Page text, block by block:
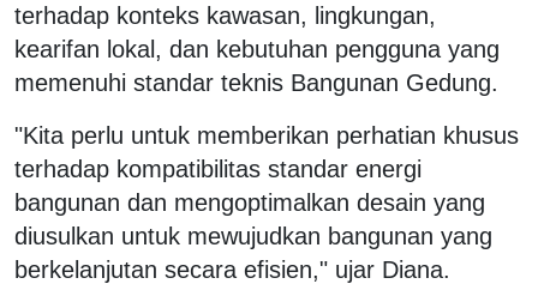
terhadap konteks kawasan, lingkungan,
kearifan lokal, dan kebutuhan pengguna yang
memenuhi standar teknis Bangunan Gedung.
"Kita perlu untuk memberikan perhatian khusus
terhadap kompatibilitas standar energi
bangunan dan mengoptimalkan desain yang
diusulkan untuk mewujudkan bangunan yang
berkelanjutan secara efisien," ujar Diana.